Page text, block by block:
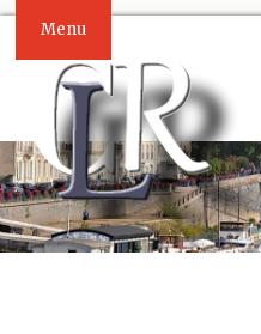
Menu